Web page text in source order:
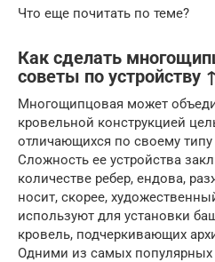
Что еще почитать по теме?
Как сделать
советы по устройству ↑
Многощипцовая может
кровельной конструкцией
отличающихся по своему
Сложность ее устройства
количестве ребер, ендова,
носит, скорее,
используют для установки
кровель, подчеркивающих
Одними из самых популярных